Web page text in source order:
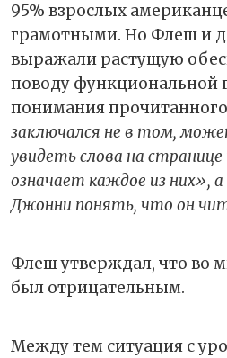
95% взрослых
грамотными. Но Флеш и
выражали растущую
поводу функциональной
понимания
заключался не в том,
увидеть слова на
означает каждое из них»,
Джонни понять, что он
Флеш утверждал, что во
был отрицательным.
Между тем ситуация с